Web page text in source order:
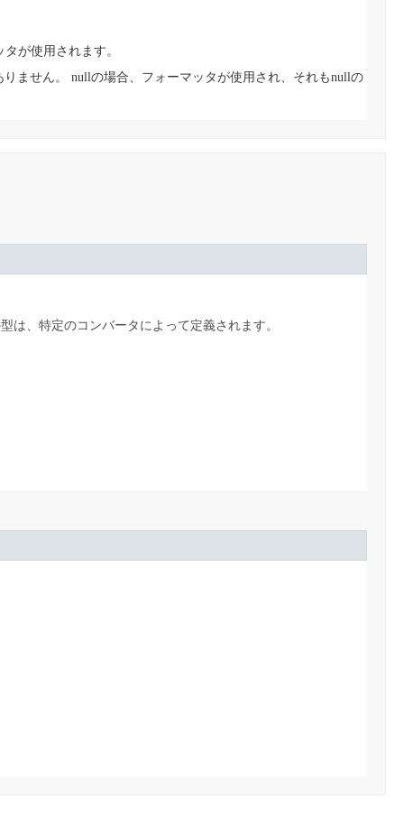
が使用されます。
ません。
nullの場合、フォーマッタが使用され、それもnullの
は、特定のコンバータによって定義されます。